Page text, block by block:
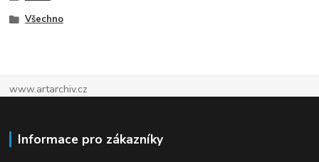
Všechno
www.artarchiv.cz
Informace pro zákazníky